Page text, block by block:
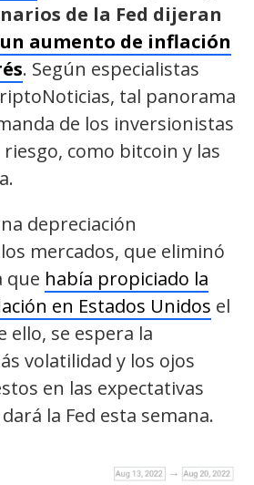
de la Fed dijeran
aumento de inflación
. Según especialistas
tal panorama
de los inversionistas
como bitcoin y las
depreciación
mercados, que eliminó
que había propiciado la
en Estados Unidos el
ello, se espera la
volatilidad y los ojos
en las expectativas
la Fed esta semana.